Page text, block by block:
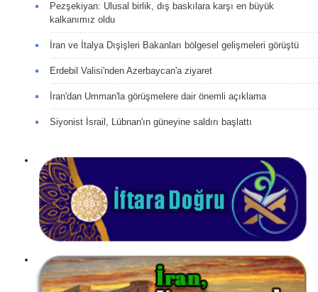
Pezşekiyan: Ulusal birlik, dış baskılara karşı en büyük
kalkanımız oldu
İran ve İtalya Dışişleri Bakanları bölgesel gelişmeleri görüştü
Erdebil Valisi'nden Azerbaycan'a ziyaret
İran'dan Umman'la görüşmelere dair önemli açıklama
Siyonist İsrail, Lübnan'ın güneyine saldırı başlattı